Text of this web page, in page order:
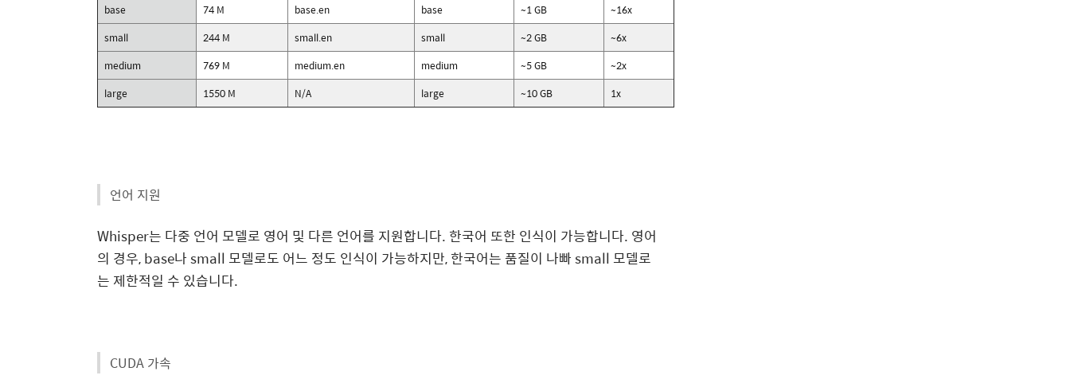
base
74 M base.en base ~1 GB
~16x
small
244 M small.en small ~2 GB
~6x
medium
769 M medium.en medium ~5 GB
~2x
large
1550 M N/A large ~10 GB 1x
언어 지원
Whisper는 다중 언어 모델로 영어 및 다른 언어를 지원합니다. 한국어 또한 인식이 가능합니다. 영어
의 경우, base나 small 모델로도 어느 정도 인식이 가능하지만, 한국어는 품질이 나빠 small 모델로
는 제한적일 수 있습니다.
CUDA 가속